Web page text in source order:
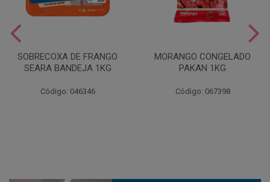
SOBRECOXA DE FRANGO
SEARA BANDEJA 1KG
Código: 046346
MORANGO CONGELADO
PAKAN 1KG
Código: 067398